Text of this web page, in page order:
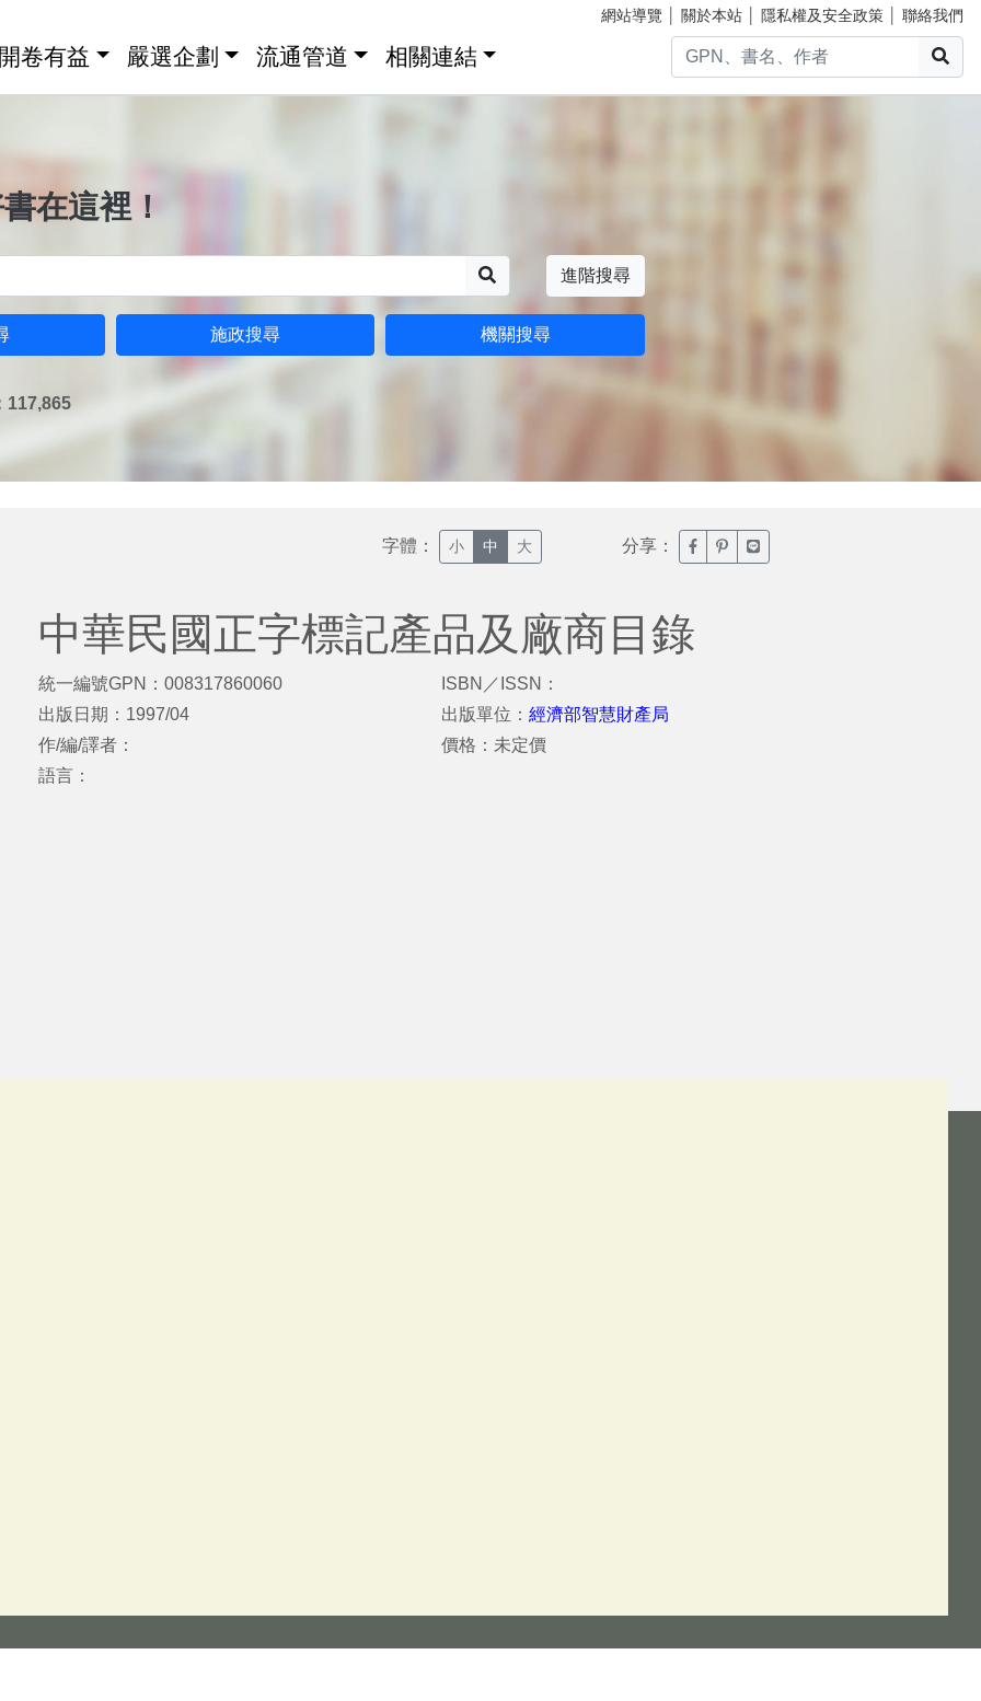
網站導覽 關於本站 隱私權及安全政策 聯絡我們
卷有益 嚴選企劃 流通管道 相關連結
在這裡！
進階搜尋
施政搜尋 機關搜尋
117,865
字體： 小 中 大 分享： 臉書分享(另開新視窗)
噗浪分享(另開新視窗)
Line分享(另開新視窗)
中華民國正字標記產品及廠商目錄
統一編號GPN：008317860060
出版日期：1997/04
作/編/譯者：
語言：
ISBN／ISSN：
出版單位：經濟部智慧財產局
價格：未定價